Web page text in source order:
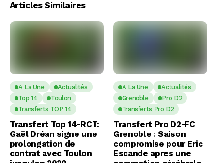
Articles Similaires
A La Une
Actualités
Top 14
Toulon
Transferts TOP 14
Transfert Top 14-RCT:
Gaël Dréan signe une
prolongation de
contrat avec Toulon
A La Une
Actualités
Grenoble
Pro D2
Transferts Pro D2
Transfert Pro D2-FC
Grenoble : Saison
compromise pour Eric
Escande apres une